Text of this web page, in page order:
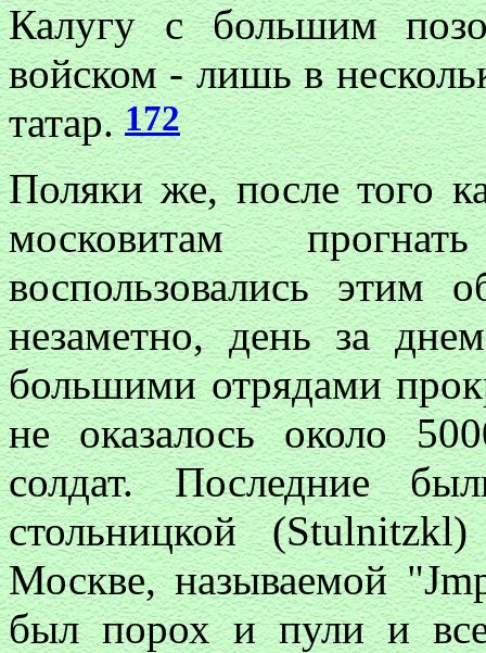
Калугу с большим
войском - лишь в
татар.172
Поляки же, после того
московитам
воспользовались этим
незаметно, день за
большими отрядами
не оказалось около
солдат. Последние
стольницкой
Москве, называемой
был порох и пули и